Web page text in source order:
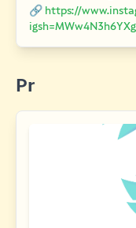
🔗 https://
Pr